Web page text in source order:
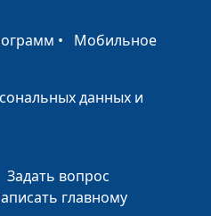
• Мобильное
данных и
Задать вопрос
главному